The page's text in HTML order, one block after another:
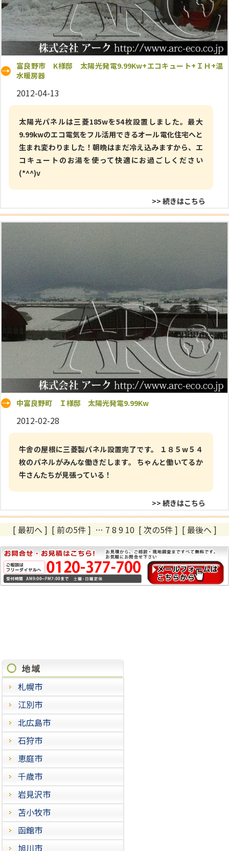
富良野市 K様邸 太陽光発電9.99Kw+エコキュート+ＩＨ+温
水暖房器
2012-04-13
太陽光パネルは三菱185wを54枚設置しました。最大
9.99kwのエコ電気をフル活用できるオール電化住宅へと
生まれ変わりました！朝晩はまだ冷え込みますから、エ
コキュートのお湯を使って快適にお過ごしください
(*^^)v
>> 続きはこちら
中富良野町 Ｉ様邸 太陽光発電9.99Kw
2012-02-28
牛舎の屋根に三菱製パネル設置完了です。 １８５w５４
枚のパネルがみんな働きだします。 ちゃんと働いてるか
牛さんたちが見張っている！
>> 続きはこちら
[ 最初へ ] [ 前の5件 ] … 7 8 9 10 [ 次の5件 ] [ 最後へ ]
札幌市
江別市
北広島市
石狩市
恵庭市
千歳市
岩見沢市
苫小牧市
函館市
旭川市